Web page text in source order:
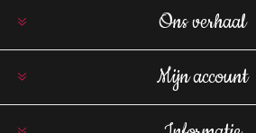
Ons verhaal
Mijn account